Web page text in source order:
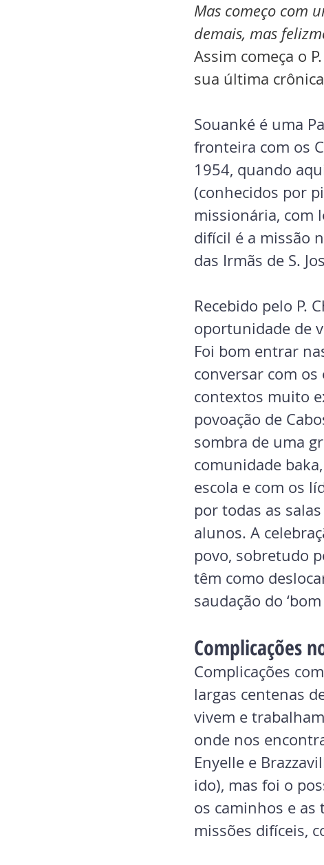
Mas começo com
demais, mas
Assim começa o
sua última
Souanké é uma
fronteira com os
1954, quando
(conhecidos por
missionária, com
difícil é a missão
das Irmãs de S.
Recebido pelo P.
oportunidade de
Foi bom entrar
conversar com
contextos muito
povoação de
sombra de uma
comunidade
escola e com os
por todas as
alunos. A
povo, sobretudo
têm como
saudação do
Complicações
Complicações
largas centenas
vivem e
onde nos
Enyelle e
ido), mas foi o
os caminhos e
missões difíceis,